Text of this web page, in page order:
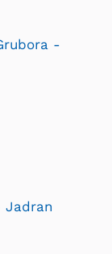
-
Jadran